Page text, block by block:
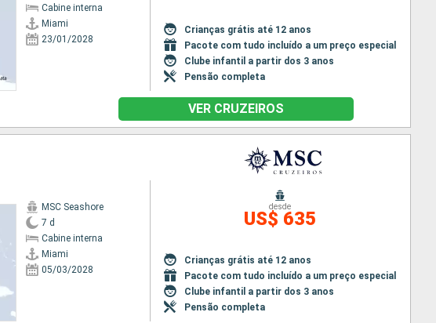
Cabine interna
Miami
23/01/2028
Crianças grátis até 12 anos
Pacote com tudo incluído a um preço especial
Clube infantil a partir dos 3 anos
Pensão completa
VER CRUZEIROS
MSC Seashore
7 d
Cabine interna
Miami
05/03/2028
desde
US$ 635
Crianças grátis até 12 anos
Pacote com tudo incluído a um preço especial
Clube infantil a partir dos 3 anos
Pensão completa